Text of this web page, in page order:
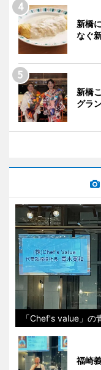
新橋
なぐ
新橋
グラ
「Chef's value」の
福崎